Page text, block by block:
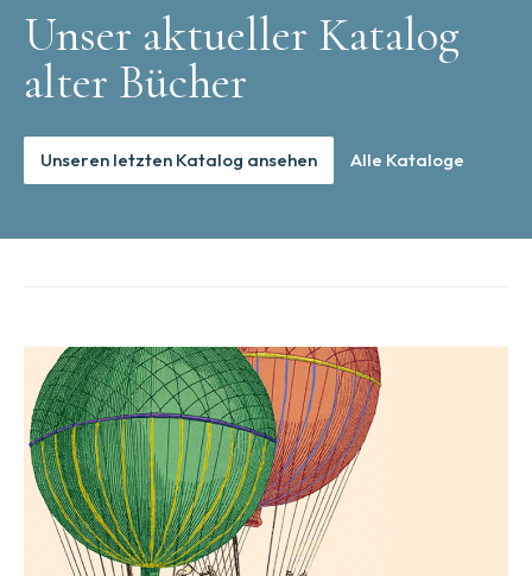
Unser aktueller Katalog
alter Bücher
Unseren letzten Katalog ansehen Alle Kataloge